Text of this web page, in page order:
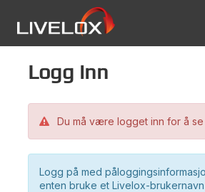
Logg inn
Du må være logget inn for å
Logg på med
enten bruke et Livelox-